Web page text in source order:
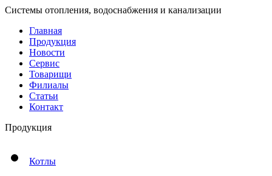
Системы отопления, водоснабжения и канализации
Главная
Продукция
Новости
Сервис
Товарищи
Филиалы
Статьи
Контакт
Продукция
Котлы